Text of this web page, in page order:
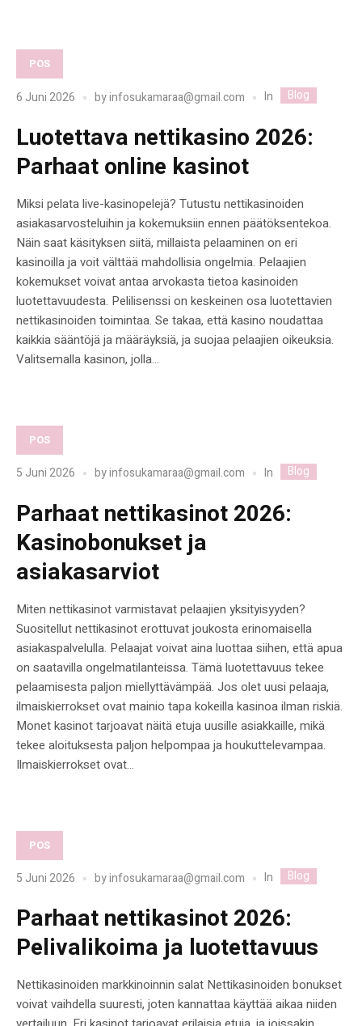
POS
6 Juni 2026 byinfosukamaraa@gmail.com In Blog
Luotettava nettikasino 2026:
Parhaat online kasinot
Miksi pelata live-kasinopelejä? Tutustu nettikasinoiden
asiakasarvosteluihin ja kokemuksiin ennen päätöksentekoa.
Näin saat käsityksen siitä, millaista pelaaminen on eri
kasinoilla ja voit välttää mahdollisia ongelmia. Pelaajien
kokemukset voivat antaa arvokasta tietoa kasinoiden
luotettavuudesta. Pelilisenssi on keskeinen osa luotettavien
nettikasinoiden toimintaa. Se takaa, että kasino noudattaa
kaikkia sääntöjä ja määräyksiä, ja suojaa pelaajien oikeuksia.
Valitsemalla kasinon, jolla...
POS
5 Juni 2026 byinfosukamaraa@gmail.com In Blog
Parhaat nettikasinot 2026:
Kasinobonukset ja
asiakasarviot
Miten nettikasinot varmistavat pelaajien yksityisyyden?
Suositellut nettikasinot erottuvat joukosta erinomaisella
asiakaspalvelulla. Pelaajat voivat aina luottaa siihen, että apua
on saatavilla ongelmatilanteissa. Tämä luotettavuus tekee
pelaamisesta paljon miellyttävämpää. Jos olet uusi pelaaja,
ilmaiskierrokset ovat mainio tapa kokeilla kasinoa ilman riskiä.
Monet kasinot tarjoavat näitä etuja uusille asiakkaille, mikä
tekee aloituksesta paljon helpompaa ja houkuttelevampaa.
Ilmaiskierrokset ovat...
POS
5 Juni 2026 byinfosukamaraa@gmail.com In Blog
Parhaat nettikasinot 2026:
Pelivalikoima ja luotettavuus
Nettikasinoiden markkinoinnin salat Nettikasinoiden bonukset
voivat vaihdella suuresti, joten kannattaa käyttää aikaa niiden